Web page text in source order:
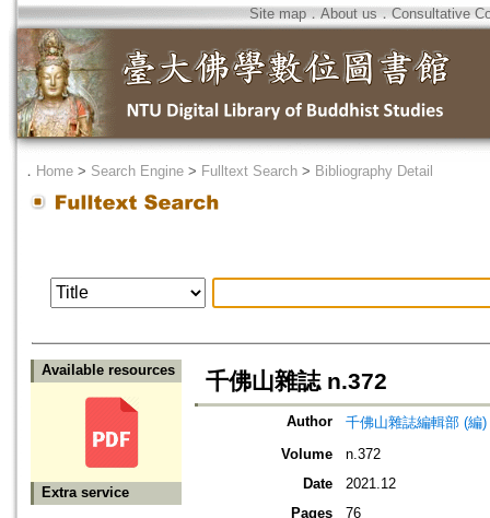
Site map．About us ． Consultative
． Home > Search Engine > Fulltext Search > Bibliography Detail
Available resources
Extra service
千佛山雜誌 n.372
Author
千佛山雜誌編輯部 (編)
Volume
n.372
Date
2021.12
Pages
76